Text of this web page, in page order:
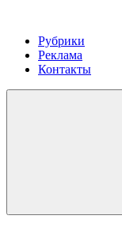
Рубрики
Реклама
Контакты